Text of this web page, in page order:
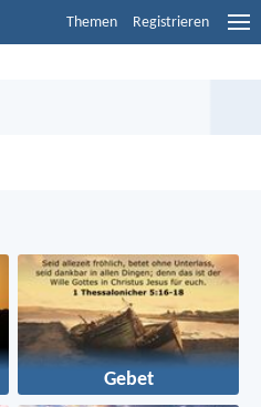
Themen Registrieren
Gebet